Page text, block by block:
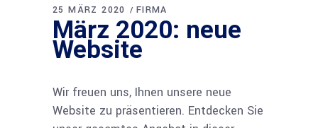
25 MÄRZ 2020 FIRMA
März 2020: neue
Website
Wir freuen uns, Ihnen unsere neue
Website zu präsentieren. Entdecken Sie